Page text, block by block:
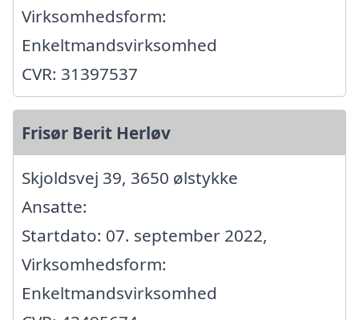
Virksomhedsform:
Enkeltmandsvirksomhed
CVR: 31397537
Frisør Berit Herløv
Skjoldsvej 39, 3650 ølstykke
Ansatte:
Startdato: 07. september 2022,
Virksomhedsform:
Enkeltmandsvirksomhed